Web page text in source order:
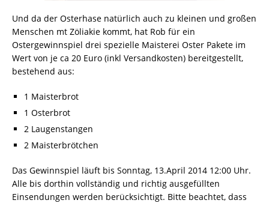
Und da der Osterhase natürlich auch zu kleinen und großen
Menschen mt Zöliakie kommt, hat Rob für ein
Ostergewinnspiel drei spezielle Maisterei Oster Pakete im
Wert von je ca 20 Euro (inkl Versandkosten) bereitgestellt,
bestehend aus:
1 Maisterbrot
1 Osterbrot
2 Laugenstangen
2 Maisterbrötchen
Das Gewinnspiel läuft bis Sonntag, 13.April 2014 12:00 Uhr.
Alle bis dorthin vollständig und richtig ausgefüllten
Einsendungen werden berücksichtigt. Bitte beachtet, dass